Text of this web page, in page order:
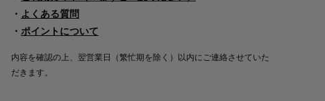
・ よくある質問
・ ポイントについて
内容を確認の上、翌営業日（繁忙期を除く）以内にご連絡させていた
だきます。